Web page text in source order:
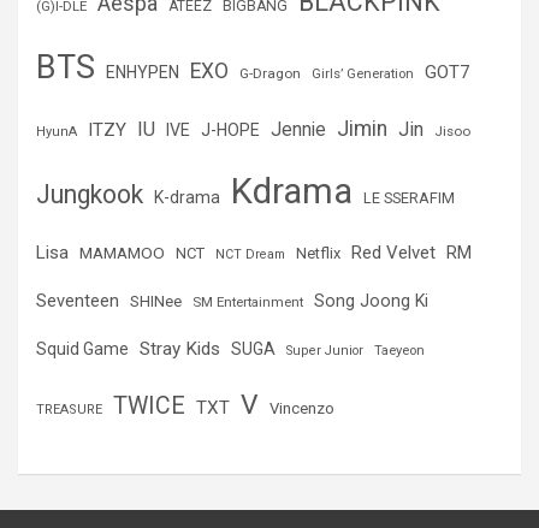
(G)I-DLE ATEEZ BIGBANG
BTS ENHYPEN EXO G-Dragon Girls’ Generation GOT7
HyunA ITZY IU IVE J-HOPE Jennie Jimin Jin Jisoo
Jungkook K-drama Kdrama LE SSERAFIM
Lisa MAMAMOO NCT NCT Dream Netflix Red Velvet RM
Seventeen SHINee SM Entertainment Song Joong Ki
Squid Game Stray Kids SUGA Super Junior Taeyeon
TREASURE TWICE TXT V Vincenzo